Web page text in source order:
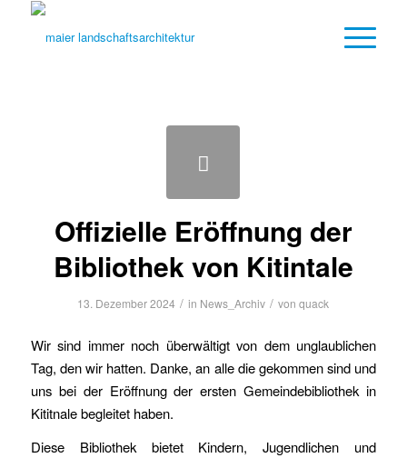
Offizielle Eröffnung der
Bibliothek von Kitintale
13. Dezember 2024 / in News_Archiv / vonquack
Wir sind immer noch überwältigt von dem unglaublichen
Tag, den wir hatten. Danke, an alle die gekommen sind und
uns bei der Eröffnung der ersten Gemeindebibliothek in
Kititnale begleitet haben.
Diese Bibliothek bietet Kindern, Jugendlichen und